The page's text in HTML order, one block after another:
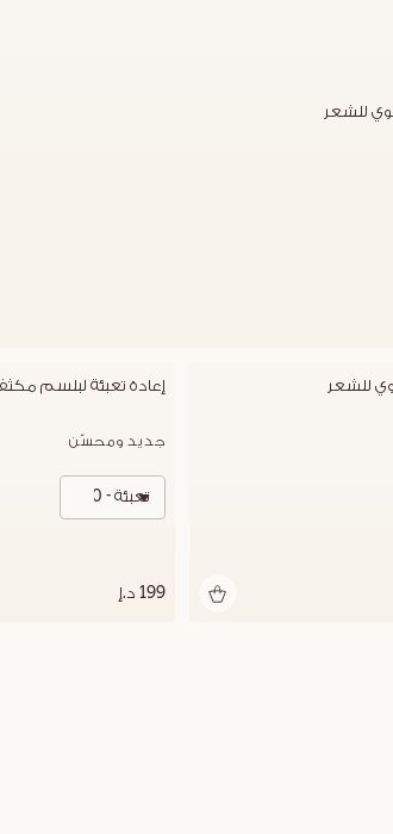
للشعر
للشعر إعادة تعبئة لبلسم
جديد ومحسّن
تعبئة - 500 مل
199 د.إ